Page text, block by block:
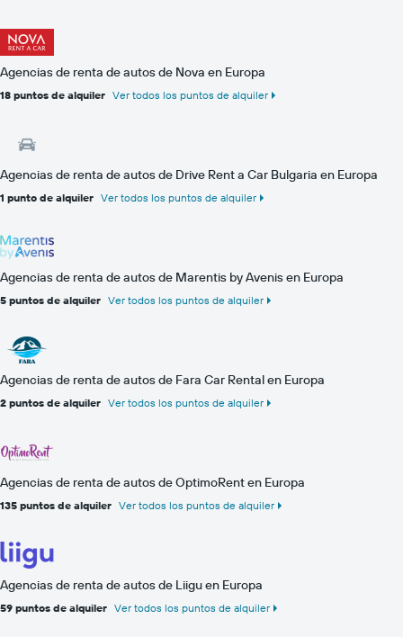
Agencias de renta de autos de Nova en Europa
18 puntos de alquiler Ver todos los puntos de alquiler
Agencias de renta de autos de Drive Rent a Car Bulgaria en Europa
1 punto de alquiler Ver todos los puntos de alquiler
Agencias de renta de autos de Marentis by Avenis en Europa
5 puntos de alquiler Ver todos los puntos de alquiler
Agencias de renta de autos de Fara Car Rental en Europa
2 puntos de alquiler Ver todos los puntos de alquiler
Agencias de renta de autos de OptimoRent en Europa
135 puntos de alquiler Ver todos los puntos de alquiler
Agencias de renta de autos de Liigu en Europa
59 puntos de alquiler Ver todos los puntos de alquiler